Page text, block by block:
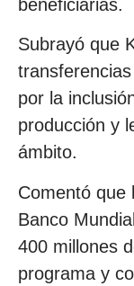
beneficiarias.
Subrayó que
por la
producción y
ámbito.
Comentó que
Banco
400 millones
programa y